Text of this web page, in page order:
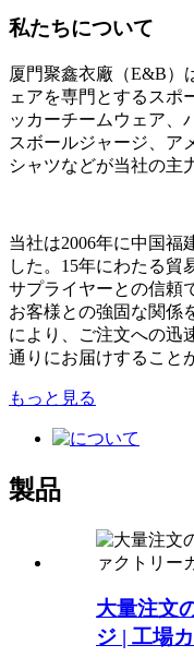
私たちについて
厦門聚鑫衣廠（E&B）
ェアを専門とするスポ
ッカーチームウェア、
スボールジャージ、ア
シャツなどが当社の主
当社は2006年に中国福
した。15年にわたる貿
サプライヤーとの信頼
お客様との強固な関係
により、ご注文への迅
通りにお届けすること
もっと見る
製品
大量注文
ジ | 工場